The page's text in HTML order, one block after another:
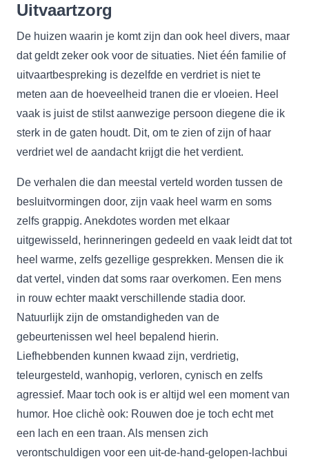
Uitvaartzorg
De huizen waarin je komt zijn dan ook heel divers, maar
dat geldt zeker ook voor de situaties. Niet één familie of
uitvaartbespreking is dezelfde en verdriet is niet te
meten aan de hoeveelheid tranen die er vloeien. Heel
vaak is juist de stilst aanwezige persoon diegene die ik
sterk in de gaten houdt. Dit, om te zien of zijn of haar
verdriet wel de aandacht krijgt die het verdient.
De verhalen die dan meestal verteld worden tussen de
besluitvormingen door, zijn vaak heel warm en soms
zelfs grappig. Anekdotes worden met elkaar
uitgewisseld, herinneringen gedeeld en vaak leidt dat tot
heel warme, zelfs gezellige gesprekken. Mensen die ik
dat vertel, vinden dat soms raar overkomen. Een mens
in rouw echter maakt verschillende stadia door.
Natuurlijk zijn de omstandigheden van de
gebeurtenissen wel heel bepalend hierin.
Liefhebbenden kunnen kwaad zijn, verdrietig,
teleurgesteld, wanhopig, verloren, cynisch en zelfs
agressief. Maar toch ook is er altijd wel een moment van
humor. Hoe clichè ook: Rouwen doe je toch echt met
een lach en een traan. Als mensen zich
verontschuldigen voor een uit-de-hand-gelopen-lachbui